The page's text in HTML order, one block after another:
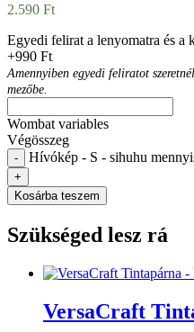
2.590 Ft
Egyedi felirat a lenyomatra és a
+990 Ft
Amennyiben egyedi feliratot
mezőbe.
Wombat variables
Végösszeg
- Hívókép - S - sihuhu
+
Kosárba teszem
Szükséged lesz rá
VersaCraft